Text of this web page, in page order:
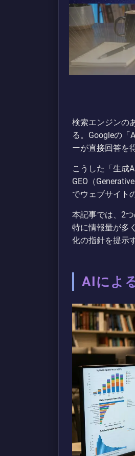
検索エンジンの
る。Googleの「
ーが直接回答を
こうした「生成
GEO（
でウェブサイト
本記事では、2
特に情報量が多
化の指針を提示
AIによ